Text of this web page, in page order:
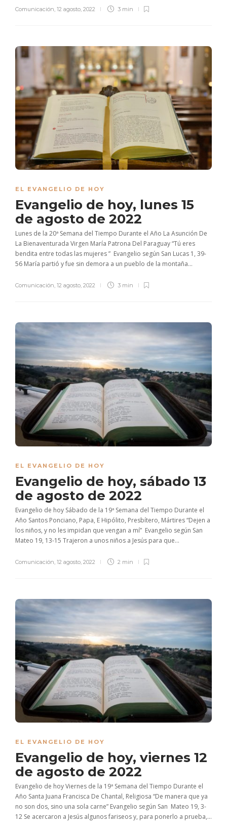
Comunicación 12 agosto, 2022 3 min
EL EVANGELIO DE HOY
Evangelio de hoy, lunes 15
de agosto de 2022
Lunes de la 20ª Semana del Tiempo Durante el Año La Asunción De
La Bienaventurada Virgen María Patrona Del Paraguay “Tú eres
bendita entre todas las mujeres ” Evangelio según San Lucas 1, 39-
56 María partió y fue sin demora a un pueblo de la montaña...
Comunicación, 12 agosto, 2022 3 min
EL EVANGELIO DE HOY
Evangelio de hoy, sábado 13
de agosto de 2022
Evangelio de hoy Sábado de la 19ª Semana del Tiempo Durante el
Año Santos Ponciano, Papa, E Hipólito, Presbítero, Mártires “Dejen a
los niños, y no les impidan que vengan a mí” Evangelio según San
Mateo 19, 13-15 Trajeron a unos niños a Jesús para que...
Comunicación 12 agosto, 2022 2 min
EL EVANGELIO DE HOY
Evangelio de hoy, viernes 12
de agosto de 2022
Evangelio de hoy Viernes de la 19ª Semana del Tiempo Durante el
Año Santa Juana Francisca De Chantal, Religiosa “De manera que ya
no son dos, sino una sola carne” Evangelio según San Mateo 19, 3-
12 Se acercaron a Jesús algunos fariseos y, para ponerlo a prueba,...